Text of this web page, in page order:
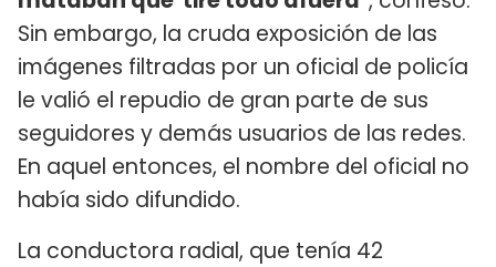
Sin embargo, la cruda exposición de las
imágenes filtradas por un oficial de policía
le valió el repudio de gran parte de sus
seguidores y demás usuarios de las redes.
En aquel entonces, el nombre del oficial no
había sido difundido.
La conductora radial, que tenía 42